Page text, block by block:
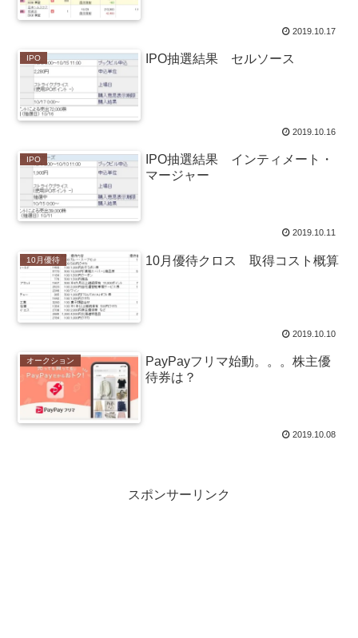
2019.10.17
IPO IPO抽選結果 セルソース
2019.10.16
IPO
IPO抽選結果 インティメート・
マージャー
2019.10.11
10月優待 10月優待クロス 取得コスト概算
2019.10.10
オークション
PayPayフリマ始動。。。株主優
待券は？
2019.10.08
スポンサーリンク